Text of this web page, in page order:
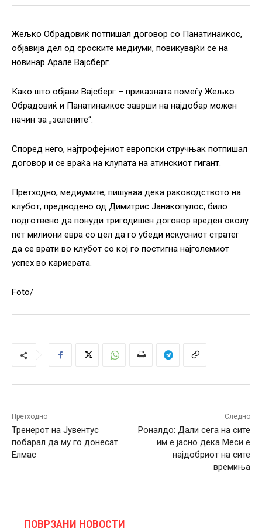
Жељко Обрадовиќ потпишал договор со Панатинаикос,
објавија дел од сроските медиуми, повикувајќи се на
новинар Арале Вајсберг.
Како што објави Вајсберг – приказната помеѓу Жељко
Обрадовиќ и Панатинаикос заврши на најдобар можен
начин за „зелените“.
Според него, најтрофејниот европски стручњак потпишал
договор и се враќа на клупата на атинскиот гигант.
Претходно, медиумите, пишуваа дека раководството на
клубот, предводено од Димитрис Јанакопулос, било
подготвено да понуди тригодишен договор вреден околу
пет милиони евра со цел да го убеди искусниот стратег
да се врати во клубот со кој го постигна најголемиот
успех во кариерата.
Foto/
Претходно
Тренерот на Јувентус
побарал да му го донесат
Елмас
Следно
Роналдо: Дали сега на сите
им е јасно дека Меси е
најдобриот на сите
времиња
ПОВРЗАНИ НОВОСТИ